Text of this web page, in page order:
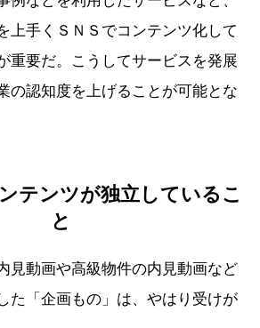
上手くＳＮＳでコンテンツ化して
重要だ。こうしてサービスを発展
の認知度を上げることが可能とな
テンツが独立しているこ
と
見動画や高級物件の内見動画など
た「企画もの」は、やはり受けが